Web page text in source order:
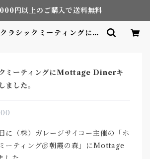
円以上のご購入で送料無料
ラシックミーティングにM
クミーティングにMottage Dinerキ
ました。
に（株）ガレージサイコー主催の「ホ
ーティング＠朝霞の森」にMottage